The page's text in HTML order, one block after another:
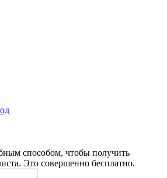
способом, чтобы получить
Это совершенно бесплатно.